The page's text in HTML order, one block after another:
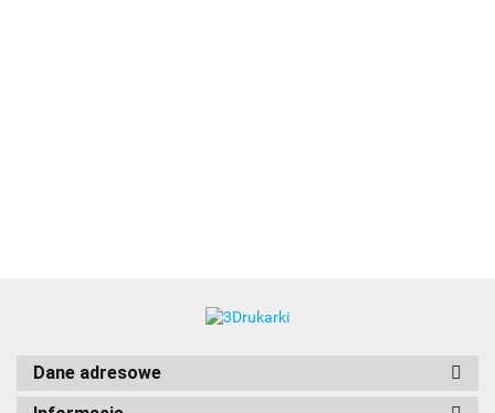
Dane adresowe